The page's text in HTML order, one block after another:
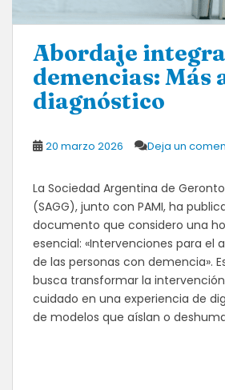
Abordaje
demencias: Más
diagnóstico
20 marzo 2026 Deja un
La Sociedad Argentina de
(SAGG), junto con PAMI, ha
documento que considero una
esencial: «Intervenciones para el
de las personas con demencia».
busca transformar la
cuidado en una experiencia de
de modelos que aíslan o